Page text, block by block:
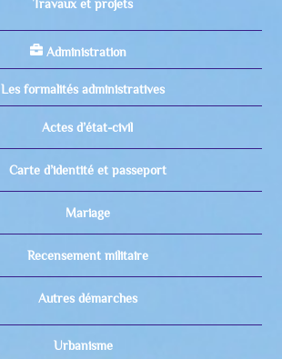
Travaux et projets
Administration
Les formalités administratives
Actes d’état-civil
Carte d’identité et passeport
Mariage
Recensement militaire
Autres démarches
Urbanisme